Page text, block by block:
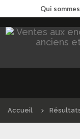
Qui
Accueil